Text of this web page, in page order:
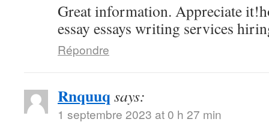
Great information. Appreciate
essay essays writing services
Répondre
Rnquuq says:
1 septembre 2023 at 0 h 27 min